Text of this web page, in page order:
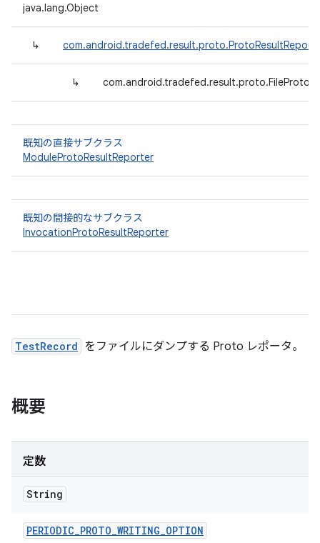
java.lang.Object
↳
↳
既知の直接サブクラス
ModuleProtoResultReporter
既知の間接的なサブクラス
InvocationProtoResultReporter
TestRecord をファイルにダンプする Proto レポータ。
概要
定数
String
PERIODIC_PROTO_WRITING_OPTION